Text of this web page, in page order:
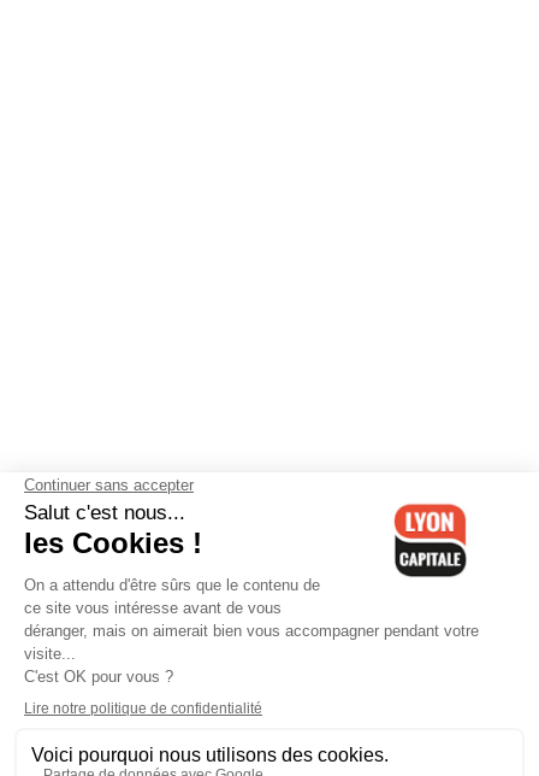
Contactez-nous-Mentions légales-CGV-Politique de